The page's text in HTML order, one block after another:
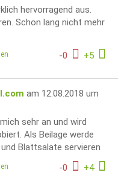
hervorragend aus.
Schon lang nicht mehr
-0 +5
am 12.08.2018 um
sehr an und wird
Als Beilage werde
Blattsalate servieren
-0 +4